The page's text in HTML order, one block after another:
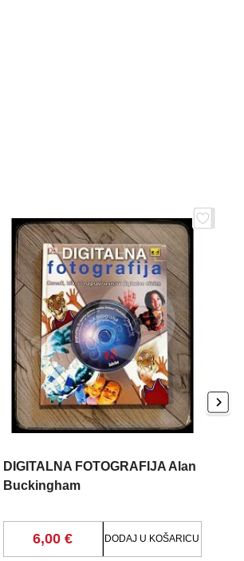
DIGITALNA FOTOGRAFIJA Alan
Buckingham
6,00 € DODAJ U KOŠARICU